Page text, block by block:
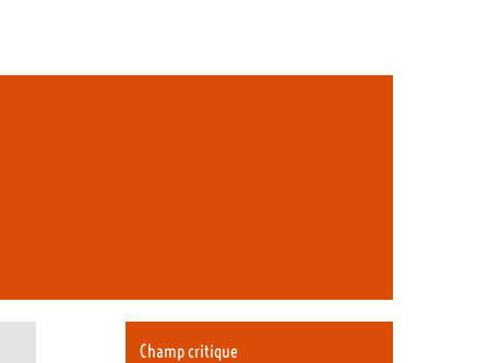
Champ critique